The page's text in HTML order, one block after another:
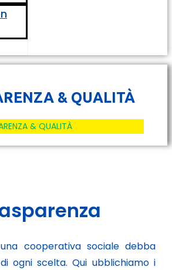
& QUALITÀ
& QUALITÀ
cooperativa sociale debba
ogni scelta. Qui ubblichiamo i